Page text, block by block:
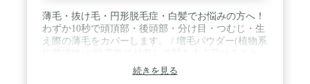
薄毛・抜け毛・円形脱毛症・白髪でお悩みの方へ！
わずか10秒で頭頂部・後頭部・分け目・つむじ・生
え際の薄毛をカバーします。 / 増毛パウダー(植物系
により、自然にボリュームアップしたように見せる
商品です。 / ①髪を乾かす ②ふりかける ③ミス
続きを見る